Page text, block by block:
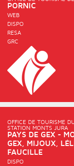
PORNIC
WEB
DISPO
RESA
GRC
OFFICE DE TOURISME
STATION MONTS JURA
PAYS DE GEX -
GEX, MIJOUX,
FAUCILLE
DISPO